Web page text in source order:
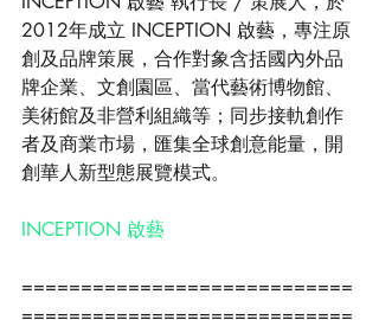
2012年成立 INCEPTION 啟藝，專注原
創及品牌策展，合作對象含括國內外品
牌企業、文創園區、當代藝術博物館、
美術館及非營利組織等；同步接軌創作
者及商業市場，匯集全球創意能量，開
創華人新型態展覽模式。
INCEPTION 啟藝
============================
============================